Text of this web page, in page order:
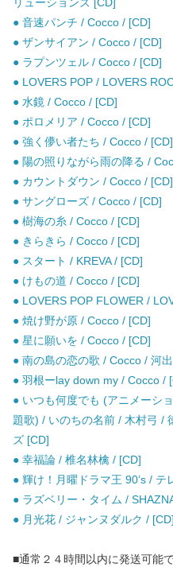
● 音速パンチ / Cocco / [CD]
● ザンサイアン / Cocco / [CD]
● ラプンツェル / Cocco / [CD]
● LOVERS POP / LOVERS
● 水鏡 / Cocco / [CD]
● ポロメリア / Cocco / [CD]
● 強く儚い者たち / Cocco / [CD]
● 陽の照りながら雨の降る /
● カウントダウン / Cocco / [CD]
● サングローズ / Cocco / [CD]
● 樹海の糸 / Cocco / [CD]
● きらきら / Cocco / [CD]
● スタート / KREVA / [CD]
● けもの道 / Cocco / [CD]
● LOVERS POP FLOWER /
● 焼け野が原 / Cocco / [CD]
● 星に願いを / Cocco / [CD]
● 南の島の恋の歌 / Cocco / 河
● 羽根ーlay down my / Cocco /
● いつも何度でも (アニメーシ
題歌) / いのちの名前 / 木村弓 /
ズ [CD]
● 幸福論 / 椎名林檎 / [CD]
● 輝け！月曜ドラマ王 90’s / テ
● ラズベリー・タイム /
● 月光花 / ジャンヌダルク / [CD]
■通常２４時間以内に発送可能で